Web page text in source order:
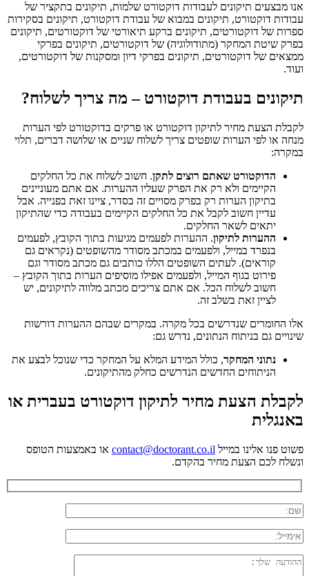
אנו מבצעים תיקונים לעבודות דוקטורט שלמות, תיקונים בתקציר של
עבודות דוקטורט, תיקונים במבוא של עבודת דוקטורט, תיקונים בסקירות
ספרות של דוקטורטים, תיקונים ברקע תיאורטי של דוקטורטים, תיקונים
בפרק שיטת המחקר (מתודולוגיה) של דוקטורטים, תיקונים בפרקי
ממצאים של דוקטורטים, תיקונים בפרקי דיון ומסקנות של דוקטורטים,
ועוד.
תיקונים בעבודת דוקטורט – מה צריך לשלוח?
לקבלת הצעת מחיר לתיקון דוקטורט או פרקים בדוקטורט לפי הערות
מנחה או לפי הערות שופטים צריך לשלוח שניים או שלושה דברים, תלוי
במקרה:
הדוקטורט שאתם רוצים לתקן. חשוב לשלוח את כל החלקים
הקיימים ולא רק את הפרק שעליו ההערות. אם אתם מעוניינים
בתיקון הערות רק בפרק מסויים זה בסדר, ציינו זאת בפנייה. אבל
עדיין חשוב לקבל את כל החלקים הקיימים בעבודה כדי שהתיקון
יתאים לשאר החלקים.
ההערות לתיקון. ההערות לפעמים מגיעות בתוך הקובץ, לפעמים
בנפרד במייל, ולפעמים במכתב מסודר מהשופטים (נקראים גם
קוראים). לעתים השופטים הללו כותבים גם מכתב מסודר וגם
פירוט בגוף המייל, ולפעמים אפילו מוסיפים הערות בתוך הקובץ –
חשוב לשלוח הכל. אם אתם צריכים מכתב מלווה לתיקונים, יש
לציין זאת בשלב זה.
אלו החומרים שנדרשים בכל מקרה. במקרים שבהם ההערות דורשות
שינויים גם בניתוח הנתונים, נדרש גם:
נתוני המחקר, כולל המידע המלא על המחקר כדי שנוכל לבצע את
הניתוחים החדשים הנדרשים כחלק מהתיקונים.
לקבלת הצעת מחיר לתיקון דוקטורט בעברית או
באנגלית
פשוט פנו אלינו במייל contact@doctorant.co.il או באמצעות הטופס
ונשלח לכם הצעת מחיר בהקדם.